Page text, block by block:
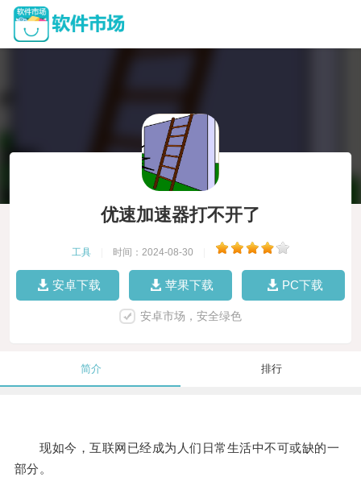
优速加速器打不开了
工具 时间：2024-08-30
安卓下载 苹果下载 PC下载
安卓市场，安全绿色
简介 排行
现如今，互联网已经成为人们日常生活中不可或缺的一
部分。